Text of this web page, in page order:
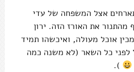
אצל המשפחה של עדי
מהתנור את האורז הזה. ירון
אוכל מעולה, ואיכשהו תמיד
לפני כל השאר (לא משנה כמה
).